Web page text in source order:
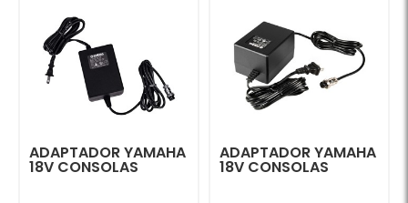
ADAPTADOR YAMAHA
18V CONSOLAS
ADAPTADOR YAMAHA
18V CONSOLAS